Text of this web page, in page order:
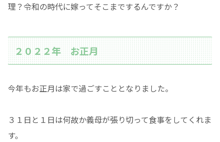
理？令和の時代に嫁ってそこまでするんですか？
２０２２年 お正月
今年もお正月は家で過ごすこととなりました。
３１日と１日は何故か義母が張り切って食事をしてくれま
す。